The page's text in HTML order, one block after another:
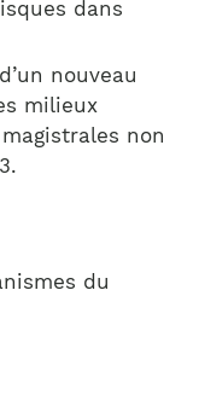
dans
nouveau
milieux
non
du